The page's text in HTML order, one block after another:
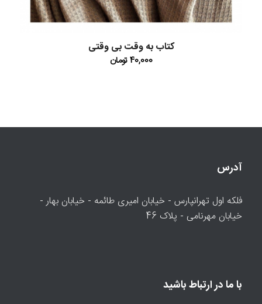
کتاب به وقت بی وقتی
40,000تومان
آدرس
فلکه اول تهرانپارس - خیابان امیری طائمه - خیابان بهار -
خیابان مهرنامی - پلاک 46
با ما در ارتباط باشید